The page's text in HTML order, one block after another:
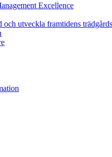
Excellence
och utveckla framtidens